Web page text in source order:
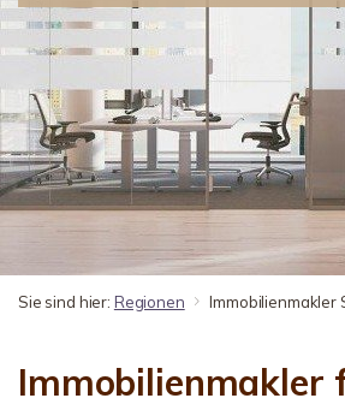
Sie sind hier: Regionen Immobilienmakler
Immobilienmakler